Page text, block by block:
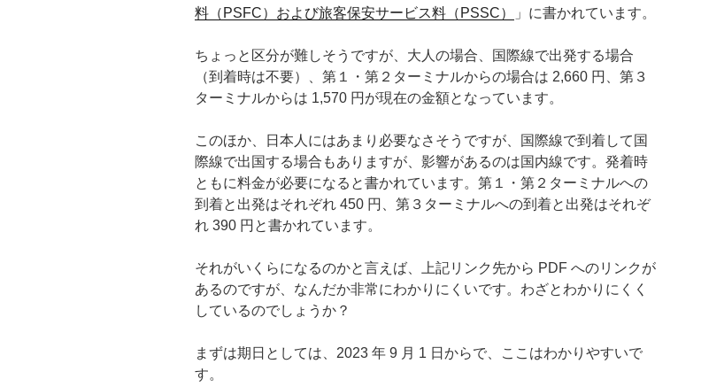
料（PSFC）および旅客保安サービス料（PSSC）
」に書かれています。
ちょっと区分が難しそうですが、大人の場合、国際線で出発する場合
（到着時は不要）、第１・第２ターミナルからの場合は 2,660 円、第３
ターミナルからは 1,570 円が現在の金額となっています。
このほか、日本人にはあまり必要なさそうですが、国際線で到着して国
際線で出国する場合もありますが、影響があるのは国内線です。発着時
ともに料金が必要になると書かれています。第１・第２ターミナルへの
到着と出発はそれぞれ 450 円、第３ターミナルへの到着と出発はそれぞ
れ 390 円と書かれています。
それがいくらになるのかと言えば、上記リンク先から PDF へのリンクが
あるのですが、なんだか非常にわかりにくいです。わざとわかりにくく
しているのでしょうか？
まずは期日としては、2023 年 9 月 1 日からで、ここはわかりやすいで
す。